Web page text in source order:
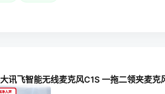
讯飞智能无线麦克风C1S 一拖二领夹麦